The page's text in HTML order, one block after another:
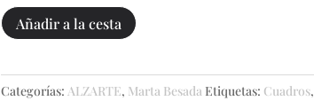
Savage
garden
cantidad
Añadir a la cesta
Categorías: ALZARTE, Marta Besada Etiquetas: Cuadros,